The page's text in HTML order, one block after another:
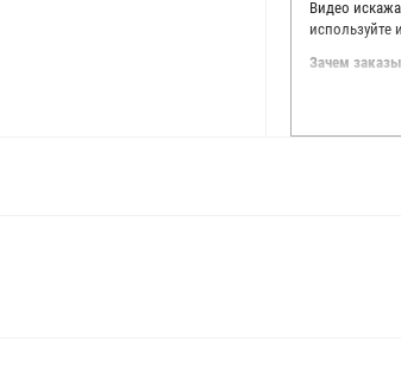
Видео
Зачем
Мы делаем
Мы
находить